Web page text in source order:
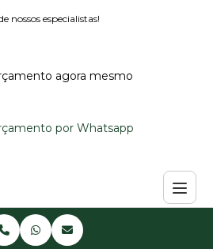
nossos especialistas!
agora mesmo
por Whatsapp